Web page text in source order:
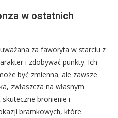
w ostatnich
za faworyta w starciu z
i zdobywać punkty. Ich
być zmienna, ale zawsze
zwłaszcza na własnym
bronienie i
bramkowych, które